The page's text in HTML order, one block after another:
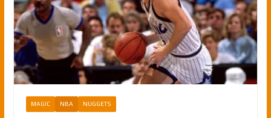
MAGIC NBA NUGGETS